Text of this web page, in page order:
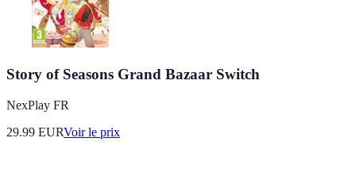
Story of Seasons Grand Bazaar Switch
NexPlay FR
29.99 EURVoir le prix